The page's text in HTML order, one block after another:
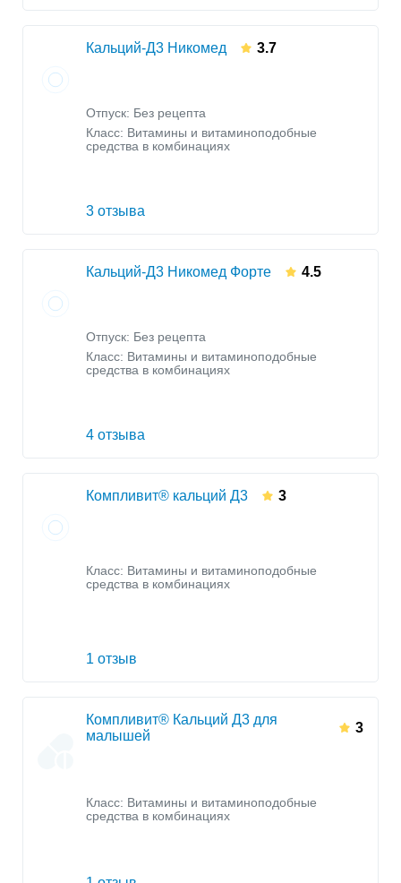
Кальций-Д3 Никомед 3.7
Отпуск: Без рецепта
Класс: Витамины и витаминоподобные
средства в комбинациях
3 отзыва
Кальций-Д3 Никомед Форте 4.5
Отпуск: Без рецепта
Класс: Витамины и витаминоподобные
средства в комбинациях
4 отзыва
Компливит® кальций Д3 3
Класс: Витамины и витаминоподобные
средства в комбинациях
1 отзыв
Компливит® Кальций Д3 для
малышей
3
Класс: Витамины и витаминоподобные
средства в комбинациях